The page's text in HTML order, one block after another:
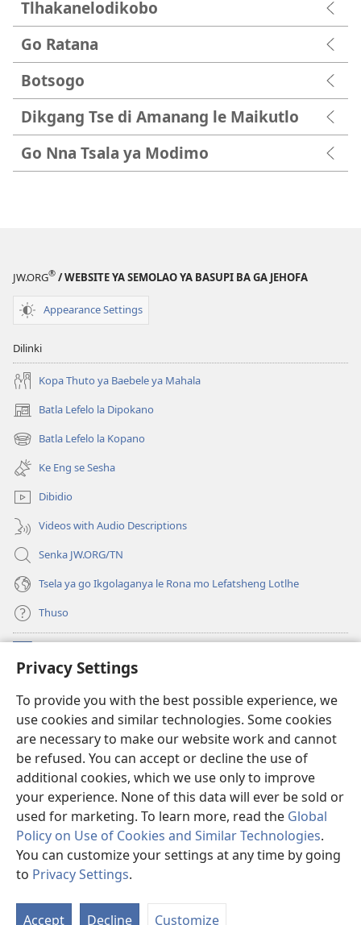
Privacy Settings
To provide you with the best possible experience, we
use cookies and similar technologies. Some cookies
are necessary to make our website work and cannot
be refused. You can accept or decline the use of
additional cookies, which we use only to improve
your experience. None of this data will ever be sold or
used for marketing. To learn more, read the Global
Policy on Use of Cookies and Similar Technologies.
You can customize your settings at any time by going
to Privacy Settings.
Accept Decline Customize
Tlhakanelodikobo
Go Ratana
Botsogo
Dikgang Tse di Amanang le Maikutlo
Go Nna Tsala ya Modimo
JW.ORG® / WEBSITE YA SEMOLAO YA BASUPI BA GA JEHOFA
Appearance Settings
Dilinki
Kopa Thuto ya Baebele ya Mahala
Batla Lefelo la Dipokano
(e
bula
tsebe
nngwe)
Batla Lefelo la Kopano
(e
bula
tsebe
e
nngwe)
Ke Eng se Sesha
Dibidio
Videos with Audio Descriptions
Senka JW.ORG/TN
Tsela ya go Ikgolaganya le Rona mo Lefatsheng Lotlhe
Thuso
(e
bula
nngwe)
LAEBORARI YA MO INTERNET
(e
bula
tsebe
e
nngwe)
JW Hub
(e
bula
tsebe
nngwe)
App ya JW Library
Copyright© 2026 Watch Tower Bible and Tract Society of Pennsylvania.
MELAWANA YA TIRISO|